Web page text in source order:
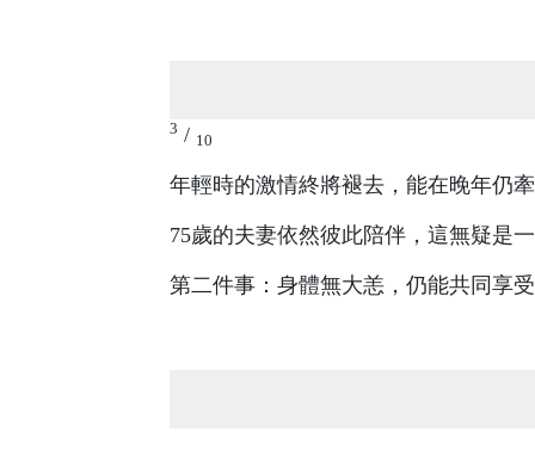
3 / 10
年輕時的激情終將褪去，能在晚年仍
75歲的夫妻依然彼此陪伴，這無疑是一
第二件事：身體無大恙，仍能共同享